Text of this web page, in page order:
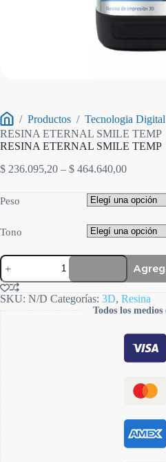
Inicio
/ Productos / Tecnologia Digital
RESINA ETERNAL SMILE TEMP
RESINA ETERNAL SMILE TEMP
$ 236.095,20 – $ 464.640,00Rango
precios:
desde
hasta
Peso
Tono
RESINA
ETERNAL
SMILE
TEMP
cantidad
SKU: N/D Categorías: 3D, Resina
Todos los medios